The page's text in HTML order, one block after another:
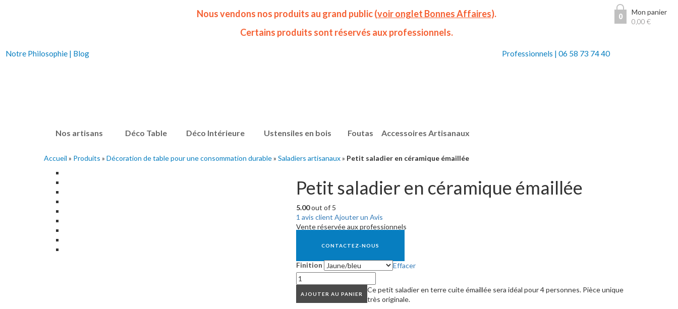
Nos artisans Déco Table Déco Intérieure Ustensiles en bois Foutas Accessoires Artisanaux
0
Mon panier
0,00€
Nous vendons nos produits au grand public (voir onglet Bonnes Affaires).
Certains produits sont réservés aux professionnels.
Notre Philosophie | Blog Professionnels | 06 58 73 74 40
Accueil » Produits » Décoration de table pour une consommation durable» Saladiers artisanaux» Petit saladier en céramique émaillée
Petit saladier en céramique émaillée
5.00out of 5
1 avis client Ajouter un Avis
Vente réservée aux professionnels
CONTACTEZ-NOUS
Finition Effacer
AJOUTER AU PANIER
Ce petit saladier en terre cuite émaillée sera idéal pour 4 personnes. Pièce unique
très originale.